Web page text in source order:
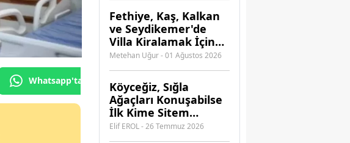
Whatsapp'tan Gönder
Fethiye, Kaş, Kalkan
ve Seydikemer'de
Villa Kiralamak İçin
Hangi Acenteye
Güvenebilirsiniz?
Metehan Uğur - 01 Ağustos 2026
Köyceğiz, Sığla
Ağaçları Konuşabilse
İlk Kime Sitem
Ederdi?
Elif EROL - 26 Temmuz 2026